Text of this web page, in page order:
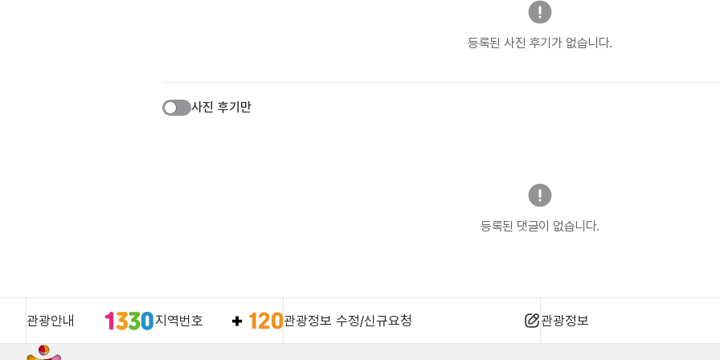
등록된 사진 후기가 없습니다.
사진 후기만
등록된 댓글이 없습니다.
관광안내 지역번호 관광정보 수정/신규요청 관광정보